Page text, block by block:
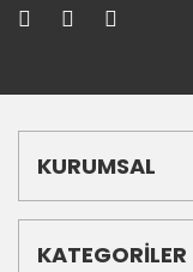
KURUMSAL
KATEGORİLER